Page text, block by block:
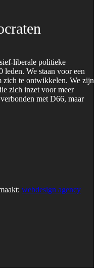
liberale politieke
leden. We staan voor een
zich te ontwikkelen. We zijn
zich inzet voor meer
met D66, maar
webdesign agency